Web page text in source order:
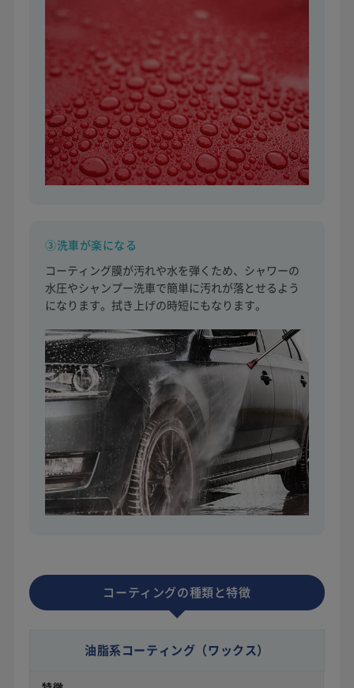
③洗車が楽になる
コーティング膜が汚れや水を弾くため、シャワーの
水圧やシャンプー洗車で簡単に汚れが落とせるよう
になります。拭き上げの時短にもなります。
コーティングの種類と特徴
油脂系コーティング （ワックス）